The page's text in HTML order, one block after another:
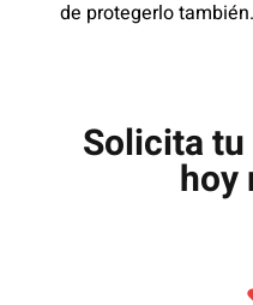
de protegerlo también.
Solicita
hoy